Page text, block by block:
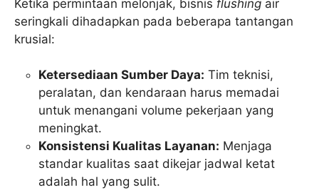
Ketika permintaan melonjak, bisnis flushing air
seringkali dihadapkan pada beberapa tantangan
krusial:
Ketersediaan Sumber Daya: Tim teknisi,
peralatan, dan kendaraan harus memadai
untuk menangani volume pekerjaan yang
meningkat.
Konsistensi Kualitas Layanan: Menjaga
standar kualitas saat dikejar jadwal ketat
adalah hal yang sulit.